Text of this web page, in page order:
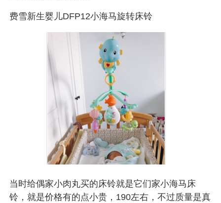
费雪新生婴儿DFP12小海马旋转床铃
当时给偶家小肉丸买的床铃就是它们家小海马床
铃，就是价格有的点小贵，190左右，不过质量是真